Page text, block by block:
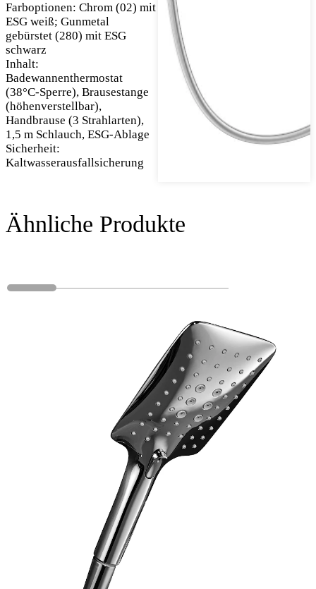
Farboptionen: Chrom (02) mit
ESG weiß; Gunmetal
gebürstet (280) mit ESG
schwarz
Inhalt:
Badewannenthermostat
(38°C-Sperre), Brausestange
(höhenverstellbar),
Handbrause (3 Strahlarten),
1,5 m Schlauch, ESG-Ablage
Sicherheit:
Kaltwasserausfallsicherung
Ähnliche Produkte